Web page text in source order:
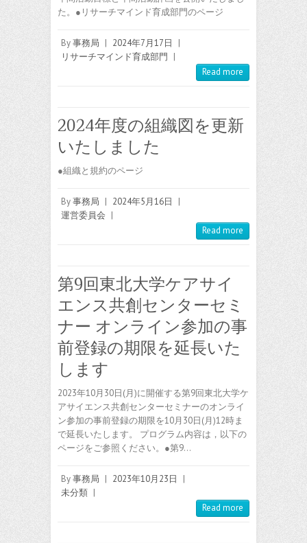
た。●リサーチマインド育成部門のページ
By事務局 | 2024年7月17日
|
リサーチマインド育成部門 |
Read more
2024年度の組織図を更新
いたしました
●組織と規約のページ
By事務局 | 2024年5月16日
|
運営委員会 |
Read more
第9回東北大学ケアサイ
エンス共創センターセミ
ナー オンライン参加の事
前登録の期限を延長いた
します
2023年10月30日(月)に開催する第9回東北大学ケ
アサイエンス共創センターセミナーのオンライ
ン参加の事前登録の期限を10月30日(月)12時ま
で延長いたします。 プログラム内容は，以下の
ページをご参照ください。●第9…
By事務局 | 2023年10月23日
|
未分類 |
Read more